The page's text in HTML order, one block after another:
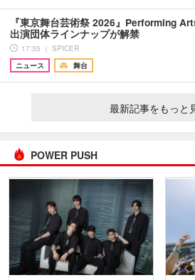
『東京舞台芸術祭 2026』Performing
出演団体ラインナップが解禁
17:35 ｜ SPICER
ニュース
舞台
最新記事をもっと
POWER PUSH